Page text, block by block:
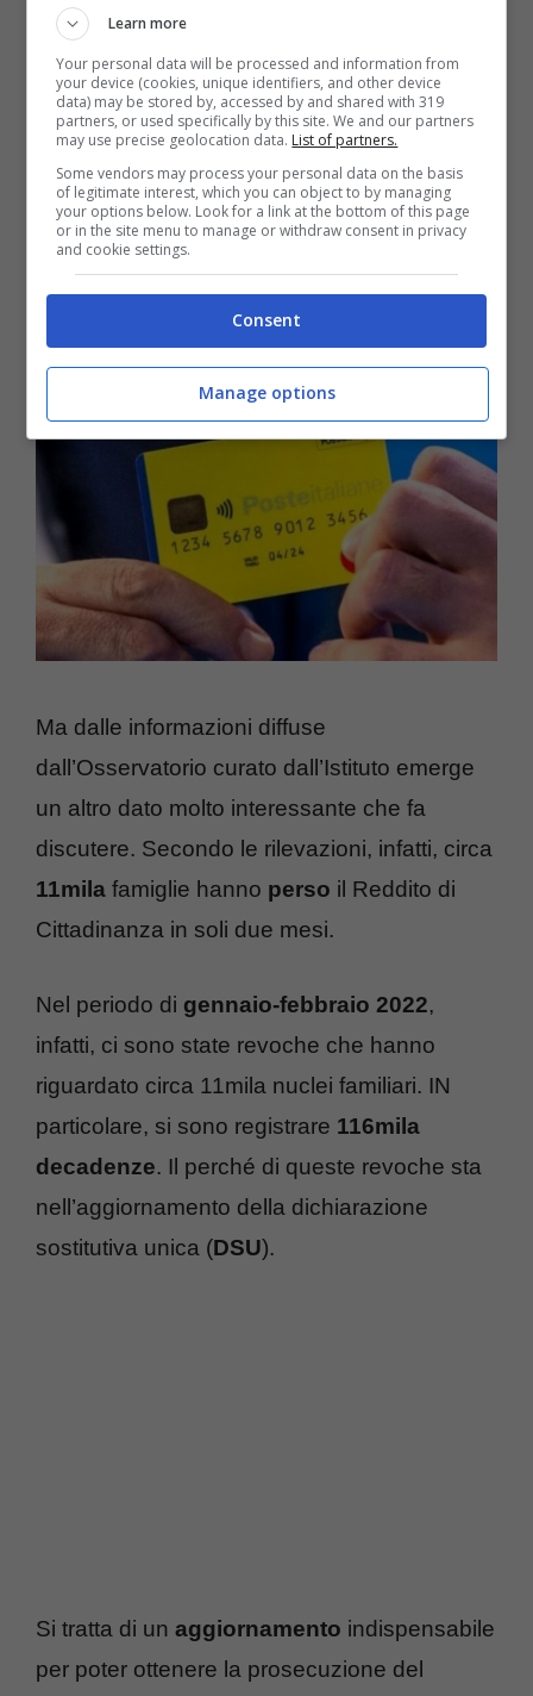
regioni del
Ma dalle informazioni diffuse
dall’Osservatorio curato dall’Istituto emerge
un altro dato molto interessante che fa
discutere. Secondo le rilevazioni, infatti, circa
11mila famiglie hanno perso il Reddito di
Cittadinanza in soli due mesi.
Nel periodo di gennaio-febbraio 2022,
infatti, ci sono state revoche che hanno
riguardato circa 11mila nuclei familiari. IN
particolare, si sono registrare 116mila
decadenze. Il perché di queste revoche sta
nell’aggiornamento della dichiarazione
sostitutiva unica (DSU).
Si tratta di un aggiornamento indispensabile
per poter ottenere la prosecuzione del
Learn more
Your personal data will be processed and information from
your device (cookies, unique identifiers, and other device
data) may be stored by, accessed by and shared with 319
partners, or used specifically by this site. We and our partners
may use precise geolocation data. List of partners.
Some vendors may process your personal data on the basis
of legitimate interest, which you can object to by managing
your options below. Look for a link at the bottom of this page
or in the site menu to manage or withdraw consent in privacy
and cookie settings.
Consent
Manage options